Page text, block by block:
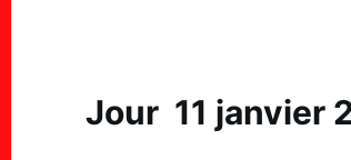
Jour 11 janvier